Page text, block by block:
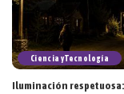
Ciencia y Tecnología
Iluminación